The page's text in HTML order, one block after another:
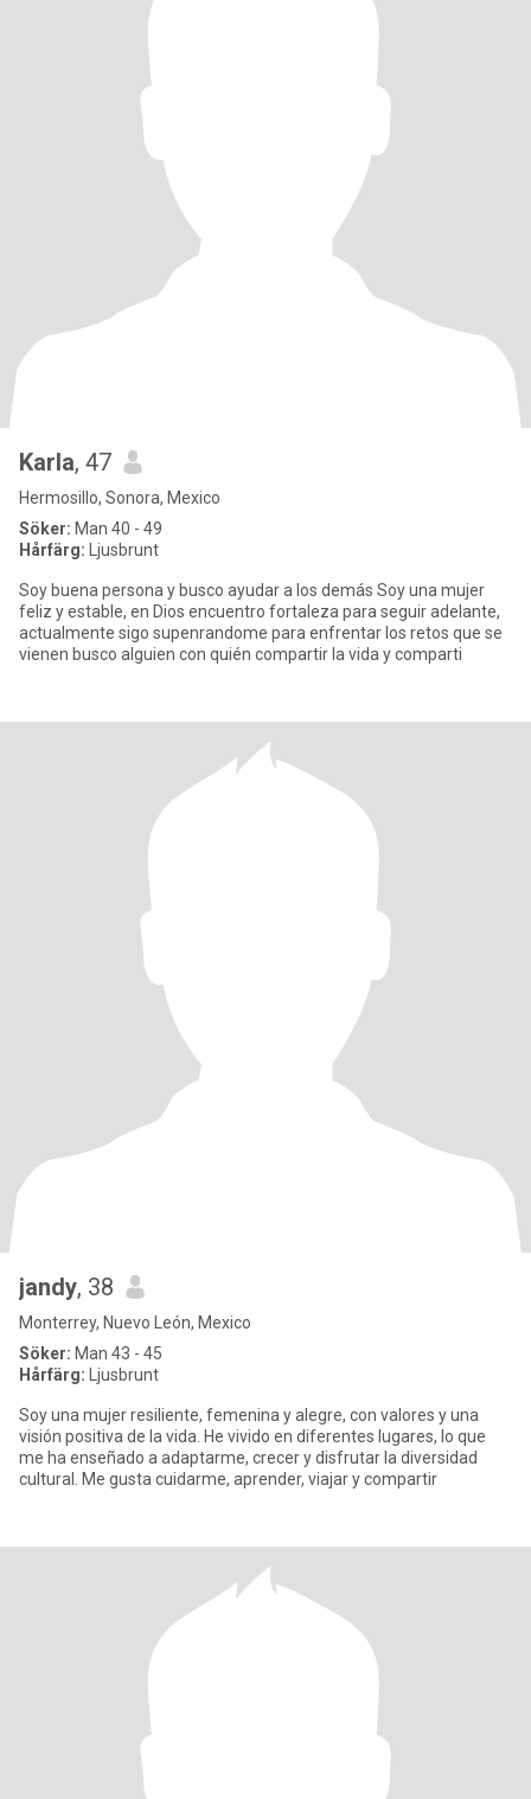
Karla, 47
Hermosillo, Sonora, Mexico
Söker: Man 40 - 49
Hårfärg: Ljusbrunt
Soy buena persona y busco ayudar a los demás Soy una mujer
feliz y estable, en Dios encuentro fortaleza para seguir adelante,
actualmente sigo supenrandome para enfrentar los retos que se
vienen busco alguien con quién compartir la vida y comparti
jandy, 38
Monterrey, Nuevo León, Mexico
Söker: Man 43 - 45
Hårfärg: Ljusbrunt
Soy una mujer resiliente, femenina y alegre, con valores y una
visión positiva de la vida. He vivido en diferentes lugares, lo que
me ha enseñado a adaptarme, crecer y disfrutar la diversidad
cultural. Me gusta cuidarme, aprender, viajar y compartir